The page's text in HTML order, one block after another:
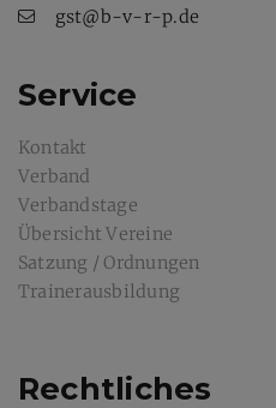
gst@b-v-r-p.de
Service
Kontakt
Verband
Verbandstage
Übersicht Vereine
Satzung / Ordnungen
Trainerausbildung
Rechtliches